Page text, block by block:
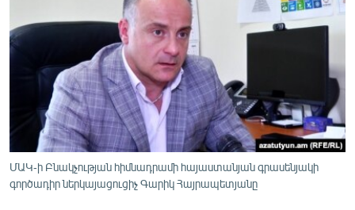
ՄՇԱԿՈՒՅԹ
ՍՊՈՐՏ
ՄԵԿՆԱԲԱՆՈՒԹՅՈՒՆ
ՏՏ ԵՒ ԻՆՏԵՐՆԵՏ
ԿՈՐՈՆԱՎԻՐՈՒՍ
ԱՐԽԻՎ
ՏԵՍԱՆՅՈՒԹԵՐ
ՄԱԿ-ի Բնակչության հիմնադրամի հայաստանյան գրասենյակի
գործադիր ներկայացուցիչ Գարիկ Հայրապետյանը